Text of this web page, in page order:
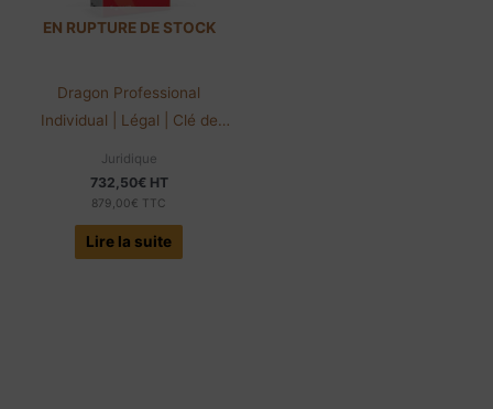
EN RUPTURE DE STOCK
Dragon Professional
Individual | Légal | Clé de
Juridique
732,50€ HT
879,00€ TTC
Lire la suite